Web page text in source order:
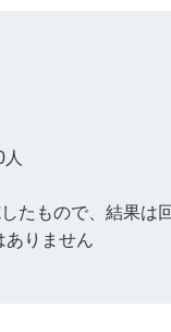
たもので、結果は
ありません